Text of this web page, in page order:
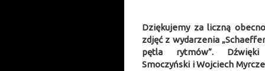
Dziękujemy za liczną
zdjęć z wydarzenia
pętla rytmów”.
Smoczyński i Wojciech